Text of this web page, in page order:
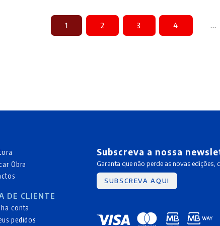
1 2 3 4 …
Obra
DE CLIENTE
conta
pedidos
Subscreva a nossa
Garanta que não perde as novas edições,
SUBSCREVA AQUI